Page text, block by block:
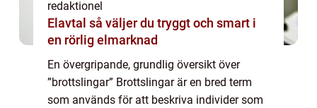
redaktionel
Elavtal så väljer du tryggt och smart i
en rörlig elmarknad
En övergripande, grundlig översikt över
”brottslingar” Brottslingar är en bred term
som används för att beskriva individer som